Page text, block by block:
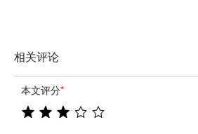
相关评论
本文评分*